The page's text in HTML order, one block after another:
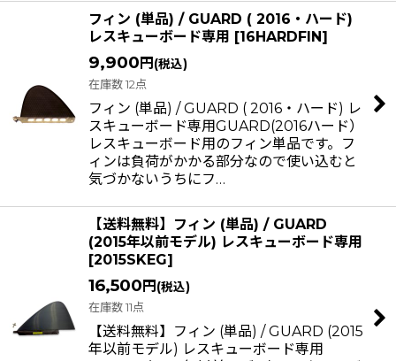
フィン (単品) / GUARD ( 2016・ハード)
レスキューボード専用 [16HARDFIN ]
9,900 円 (税込)
在庫数 12点
フィン (単品) / GUARD ( 2016・ハード) レ
スキューボード専用GUARD(2016ハード）
レスキューボード用のフィン単品です。フ
ィンは負荷がかかる部分なので使い込むと
気づかないうちにフ…
【送料無料】フィン (単品) / GUARD
(2015年以前モデル) レスキューボード専用
[2015SKEG]
16,500 円 (税込)
在庫数 11点
【送料無料】フィン (単品) / GUARD (2015
年以前モデル) レスキューボード専用